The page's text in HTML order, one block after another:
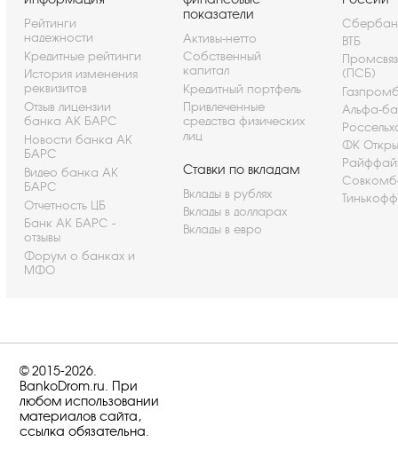
Рейтинги
надежности
Кредитные рейтинги
История изменения
реквизитов
Отзыв лицензии
банка АК БАРС
Новости банка АК
БАРС
Видео банка АК
БАРС
Отчетность ЦБ
Банк АК БАРС -
отзывы
Форум о банках и
МФО
показатели
Активы-нетто
Собственный
капитал
Кредитный портфель
Привлеченные
средства физических
лиц
Ставки по вкладам
Вклады в рублях
Вклады в долларах
Вклады в евро
ВТБ
(ПСБ)
Альфа-
ФК
© 2015-2026.
BankoDrom.ru. При
любом использовании
материалов сайта,
ссылка обязательна.